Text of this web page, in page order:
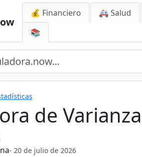
💰 Financiero 🚑 Salud
📚
de Varianza
- 20 de julio de 2026